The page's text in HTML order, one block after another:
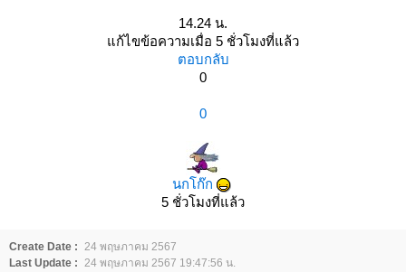
14.24 น.
ก้ไขข้อความเมื่อ 5 ชั่วโมงที่แล้ว
ตอบกลับ
0
0
นกโก๊ก
5 ชั่วโมงที่แล้ว
Create Date : 24 พฤษภาคม 2567
Last Update : 24 พฤษภาคม 2567 19:47:56 น.